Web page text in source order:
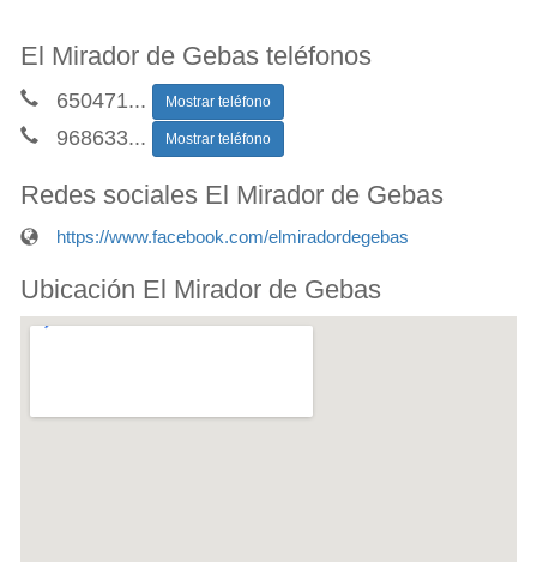
El Mirador de Gebas teléfonos
650471... Mostrar teléfono
968633... Mostrar teléfono
Redes sociales El Mirador de Gebas
https://www.facebook.com/elmiradordegebas
Ubicación El Mirador de Gebas